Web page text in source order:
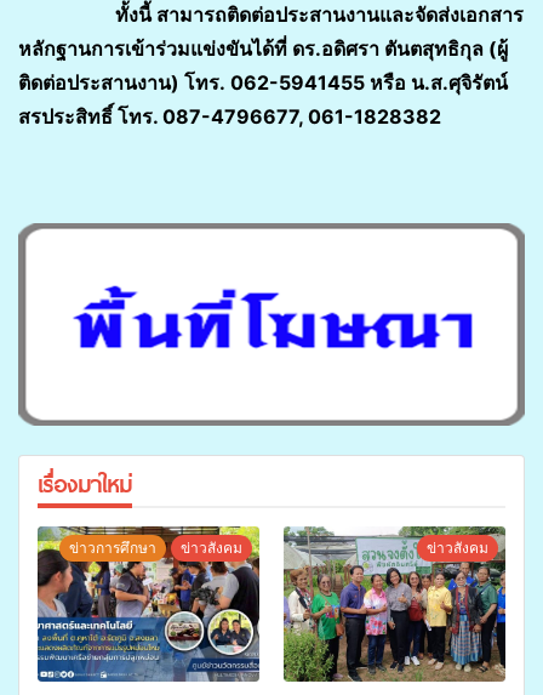
ทั้งนี้ สามารถติดต่อประสานงานและจัดส่งเอกสาร
หลักฐานการเข้าร่วมแข่งขันได้ที่ ดร.อดิศรา ตันตสุทธิกุล (ผู้
ติดต่อประสานงาน) โทร. 062-5941455 หรือ น.ส.ศุจิรัตน์
สรประสิทธิ์ โทร. 087-4796677, 061-1828382
เรื่องมาใหม่
ข่าวการศึกษา ข่าวสังคม ข่าวสังคม